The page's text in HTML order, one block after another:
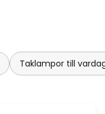
Taklampor till